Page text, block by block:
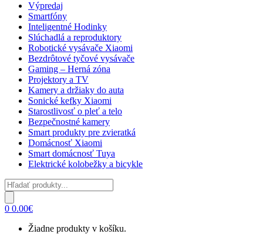
Výpredaj
Smartfóny
Inteligentné Hodinky
Slúchadlá a reproduktory
Robotické vysávače Xiaomi
Bezdrôtové tyčové vysávače
Gaming – Herná zóna
Projektory a TV
Kamery a držiaky do auta
Sonické kefky Xiaomi
Starostlivosť o pleť a telo
Bezpečnostné kamery
Smart produkty pre zvieratká
Domácnosť Xiaomi
Smart domácnosť Tuya
Elektrické kolobežky a bicykle
Products
search
0 0.00€
Žiadne produkty v košíku.